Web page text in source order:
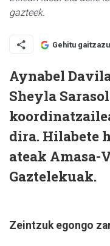
gazteek.
Gehitu
Aynabel
Sheyla
dira. Hilabete
ateak Amasa-
Gaztelekuak.
Zeintzuk egongo